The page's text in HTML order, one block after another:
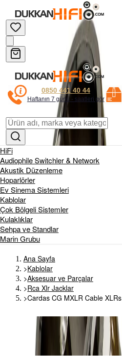
0850 441 40 44
Haftanın 7 günü - saatleri gör
HiFi
Audiophile Switchler & Network
Akustik Düzenleme
Hoparlörler
Ev Sinema Sistemleri
Kablolar
Çok Bölgeli Sistemler
Kulaklıklar
Sehpa ve Standlar
Marin Grubu
Ana Sayfa
>Kablolar
>Aksesuar ve Parçalar
>Rca Xlr Jacklar
>Cardas CG MXLR Cable XLRs